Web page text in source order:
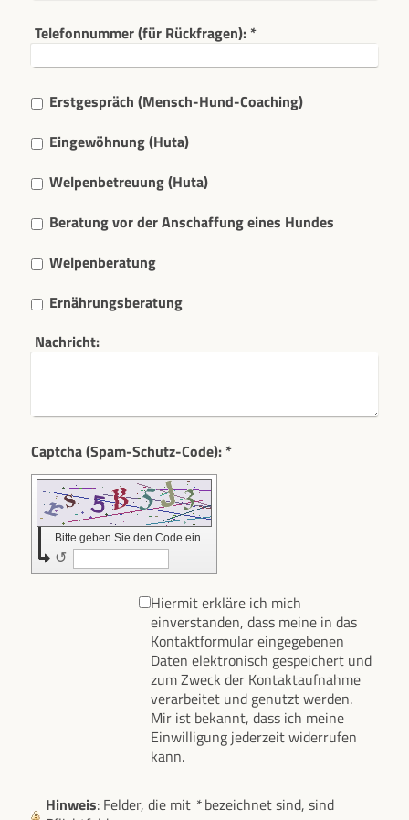
Telefonnummer (für Rückfragen):*
Erstgespräch (Mensch-Hund-Coaching)
Eingewöhnung (Huta)
Welpenbetreuung (Huta)
Beratung vor der Anschaffung eines Hundes
Welpenberatung
Ernährungsberatung
Nachricht:
Captcha (Spam-Schutz-Code): *
Bitte geben Sie den Code ein
↺
Hiermit erkläre ich mich
einverstanden, dass meine in das
Kontaktformular eingegebenen
Daten elektronisch gespeichert und
zum Zweck der Kontaktaufnahme
verarbeitet und genutzt werden.
Mir ist bekannt, dass ich meine
Einwilligung jederzeit widerrufen
kann.
Hinweis : Felder, die mit *bezeichnet sind, sind